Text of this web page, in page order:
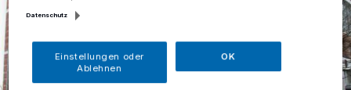
Datenschutz
Einstellungen oder
Ablehnen
OK